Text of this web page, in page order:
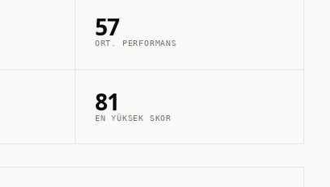
57
ORT. PERFORMANS
81
EN YÜKSEK SKOR